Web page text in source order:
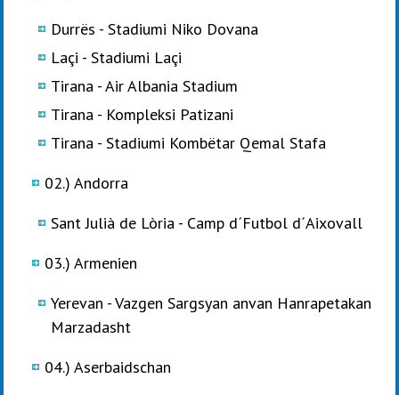
Durrës - Stadiumi Niko Dovana
Laçi - Stadiumi Laçi
Tirana - Air Albania Stadium
Tirana - Kompleksi Patizani
Tirana - Stadiumi Kombëtar Qemal Stafa
02.) Andorra
Sant Julià de Lòria - Camp d´Futbol d´Aixovall
03.) Armenien
Yerevan - Vazgen Sargsyan anvan Hanrapetakan
Marzadasht
04.) Aserbaidschan